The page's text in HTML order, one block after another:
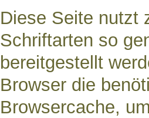
Diese Seite nutzt
Schriftarten so
bereitgestellt
Browser die
Browsercache,